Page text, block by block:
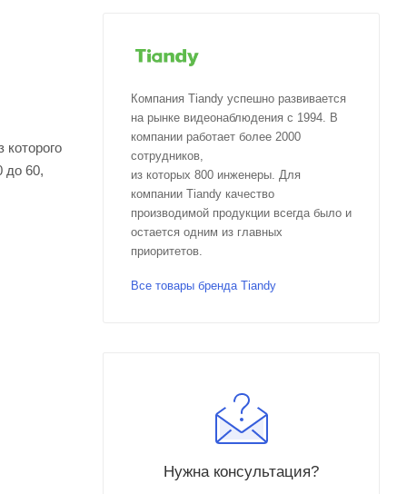
до 60,
Компания Tiandy успешно развивается
на рынке видеонаблюдения с 1994. В
компании работает более 2000
сотрудников,
из которых 800 инженеры. Для
компании Tiandy качество
производимой продукции всегда было и
остается одним из главных
приоритетов.
Все товары бренда Tiandy
Нужна консультация?